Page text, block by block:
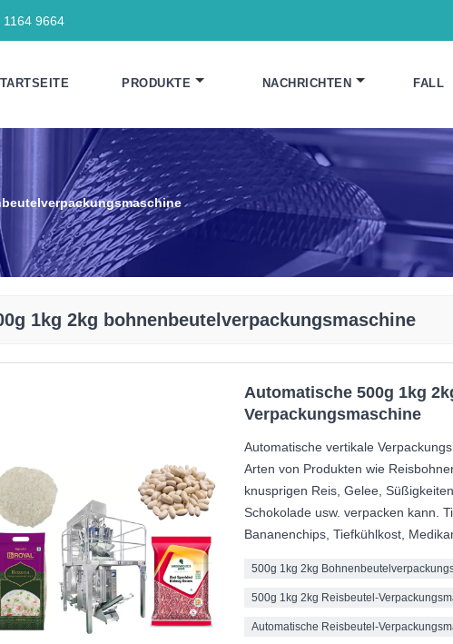
9664
PRODUKTE NACHRICHTEN FALL
1kg 2kg bohnenbeutelverpackungsmaschine
Automatische 500g 1kg
Verpackungsmaschine
Automatische vertikale
Arten von Produkten wie
knusprigen Reis, Gelee,
Schokolade usw. verpacken kann.
Bananenchips, Tiefkühlkost,
500g 1kg 2kg
500g 1kg 2kg Reisbeutel-
Automatische Reisbeutel-